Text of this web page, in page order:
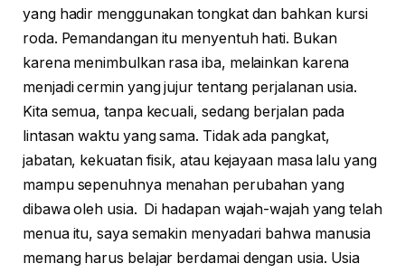
yang hadir menggunakan tongkat dan bahkan kursi
roda. Pemandangan itu menyentuh hati. Bukan
karena menimbulkan rasa iba, melainkan karena
menjadi cermin yang jujur tentang perjalanan usia.
Kita semua, tanpa kecuali, sedang berjalan pada
lintasan waktu yang sama. Tidak ada pangkat,
jabatan, kekuatan fisik, atau kejayaan masa lalu yang
mampu sepenuhnya menahan perubahan yang
dibawa oleh usia. Di hadapan wajah-wajah yang telah
menua itu, saya semakin menyadari bahwa manusia
memang harus belajar berdamai dengan usia. Usia